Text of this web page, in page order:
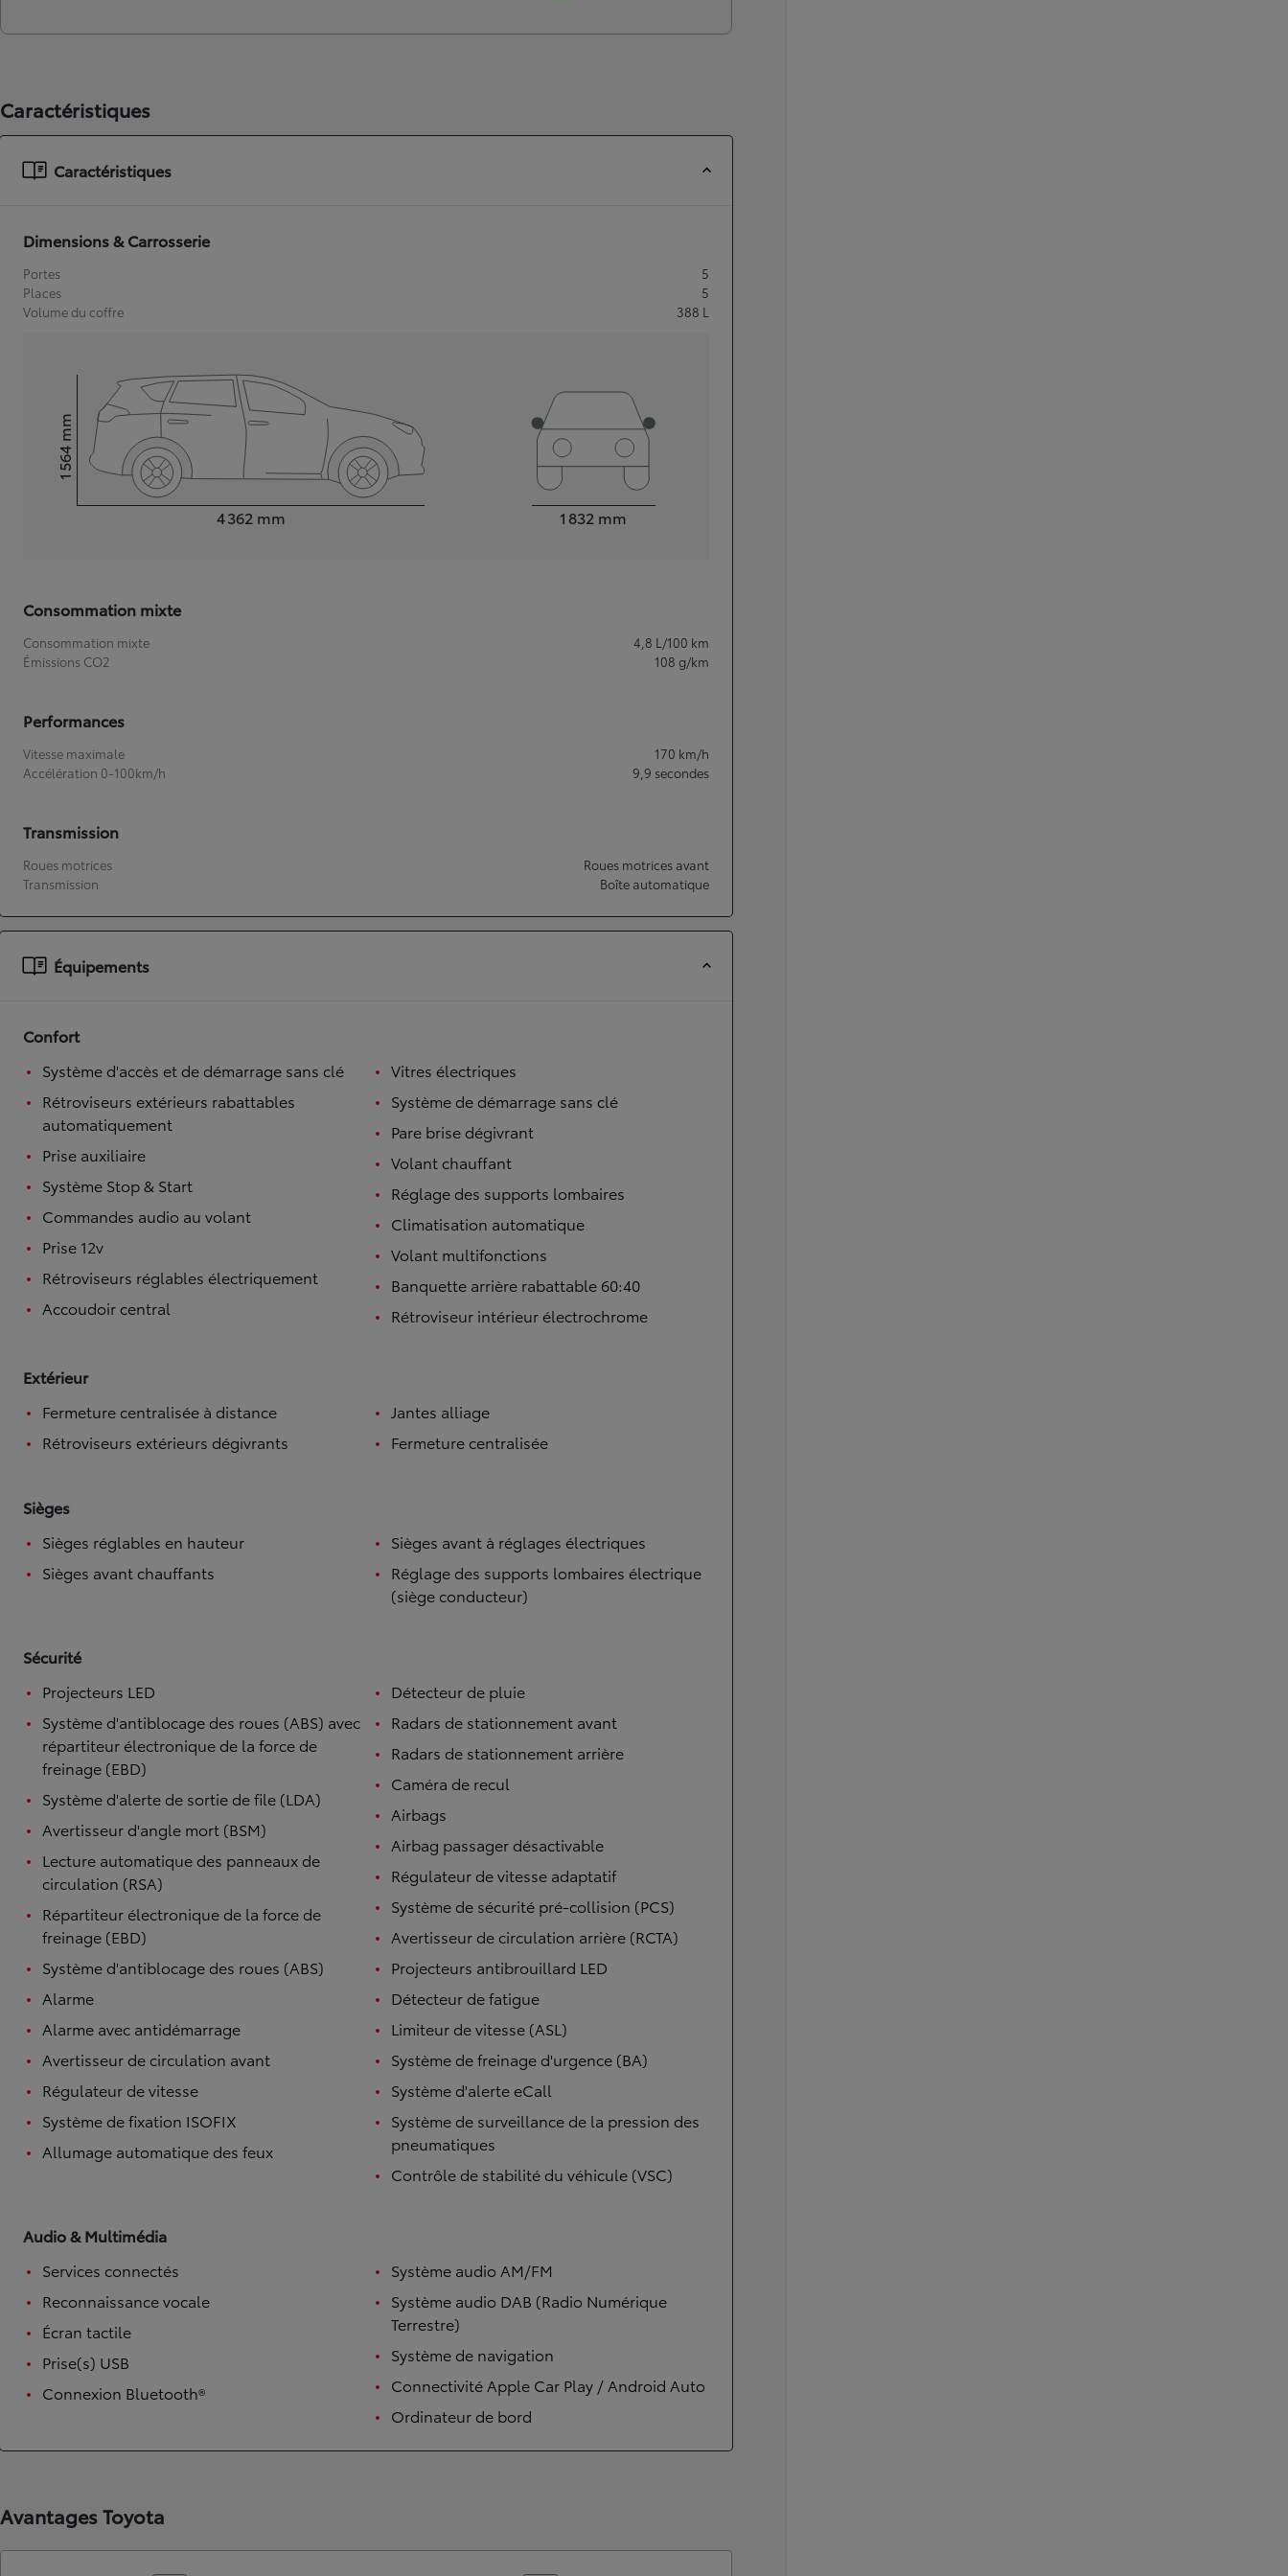
À partir de 19 700 €
Nouvelle Yaris Cross
HYBRIDE
HYBRIDE OU HYBRIDE RECHARGEABLE
Caractéristiques
Caractéristiques
Dimensions & Carrosserie
Portes
5
Places
5
Volume du coffre
388 L
4 362 mm
Hauteur1 564
mm
1 832 mm
Consommation mixte
Consommation mixte 4,8 L/100 km
Émissions CO2
108 g/km
Performances
Vitesse maximale 170 km/h
Accélération 0-100km/h
9,9 secondes
Transmission
Roues motrices
Roues motrices avant
Transmission
Boîte automatique
Équipements
Confort
Système d'accès et de démarrage sans clé
Rétroviseurs extérieurs rabattables
automatiquement
Prise auxiliaire
Système Stop & Start
Commandes audio au volant
Prise 12v
Rétroviseurs réglables électriquement
Accoudoir central
Vitres électriques
Système de démarrage sans clé
Pare brise dégivrant
Volant chauffant
Réglage des supports lombaires
Climatisation automatique
Volant multifonctions
Banquette arrière rabattable 60:40
Rétroviseur intérieur électrochrome
Extérieur
Fermeture centralisée à distance
Rétroviseurs extérieurs dégivrants
Jantes alliage
Fermeture centralisée
Sièges
Sièges réglables en hauteur
Sièges avant chauffants
Sièges avant à réglages électriques
Réglage des supports lombaires électrique
(siège conducteur)
Sécurité
Projecteurs LED
Système d'antiblocage des roues (ABS) avec
répartiteur électronique de la force de
freinage (EBD)
Système d'alerte de sortie de file (LDA)
Avertisseur d'angle mort (BSM)
Lecture automatique des panneaux de
circulation (RSA)
Répartiteur électronique de la force de
freinage (EBD)
Système d'antiblocage des roues (ABS)
Alarme
Alarme avec antidémarrage
Avertisseur de circulation avant
Régulateur de vitesse
Système de fixation ISOFIX
Allumage automatique des feux
Détecteur de pluie
Radars de stationnement avant
Radars de stationnement arrière
Caméra de recul
Airbags
Airbag passager désactivable
Régulateur de vitesse adaptatif
Système de sécurité pré-collision (PCS)
Avertisseur de circulation arrière (RCTA)
Projecteurs antibrouillard LED
Détecteur de fatigue
Limiteur de vitesse (ASL)
Système de freinage d'urgence (BA)
Système d'alerte eCall
Système de surveillance de la pression des
pneumatiques
Contrôle de stabilité du véhicule (VSC)
Audio & Multimédia
Services connectés
Reconnaissance vocale
Écran tactile
Prise(s) USB
Connexion Bluetooth®
Système audio AM/FM
Système audio DAB (Radio Numérique
Terrestre)
Système de navigation
Connectivité Apple Car Play / Android Auto
Ordinateur de bord
Avantages Toyota